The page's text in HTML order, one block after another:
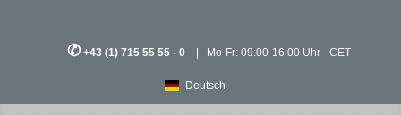
✆ +43 (1) 715 55 55 - 0 | Mo-Fr: 09:00-16:00 Uhr - CET
Deutsch